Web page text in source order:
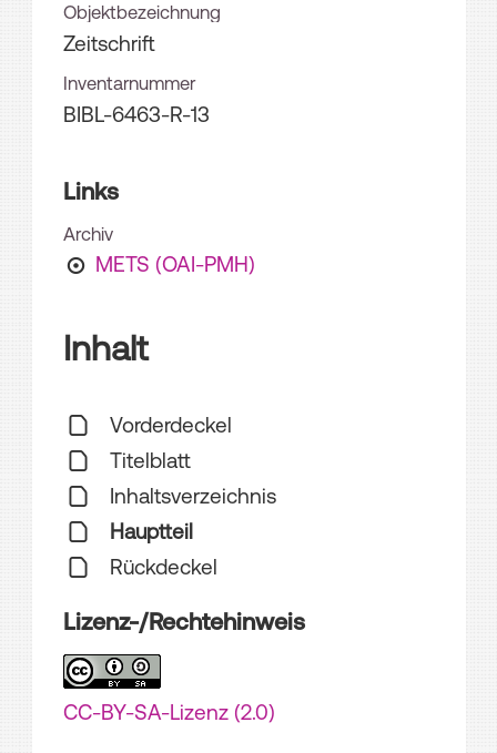
Objektbezeichnung
Zeitschrift
Inventarnummer
BIBL-6463-R-13
Links
Archiv
METS (OAI-PMH)
Inhalt
Vorderdeckel
Titelblatt
Inhaltsverzeichnis
Hauptteil
Rückdeckel
Lizenz-/Rechtehinweis
CC-BY-SA-Lizenz (2.0)